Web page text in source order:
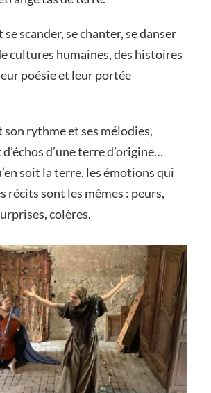
scander, se chanter, se danser
cultures humaines, des histoires
poésie et leur portée
son rythme et ses mélodies,
d’une terre d’origine…
soit la terre, les émotions qui
récits sont les mêmes : peurs,
colères.